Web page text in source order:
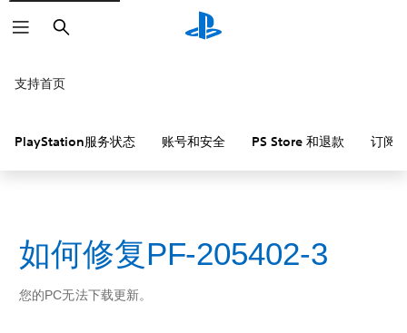
搜
索
支持首页
PlayStation服务状态 账号和安全 PS Store 和退款 订阅
如何修复PF-205402-3
您的PC无法下载更新。